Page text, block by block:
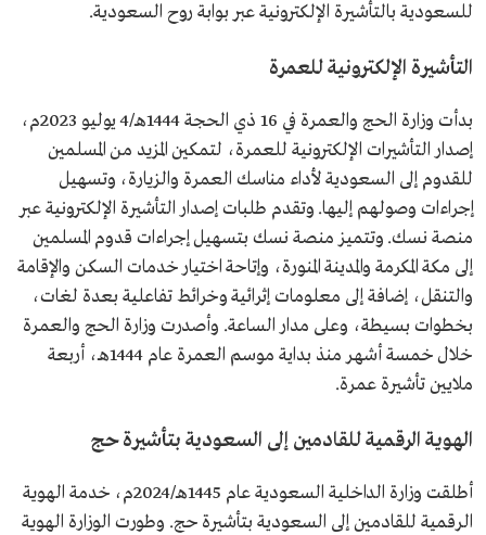
للسعودية بالتأشيرة الإلكترونية عبر بوابة روح السعودية.
التأشيرة الإلكترونية للعمرة
بدأت وزارة الحج والعمرة في 16 ذي الحجة 1444هـ/4 يوليو 2023م،
إصدار التأشيرات الإلكترونية للعمرة، لتمكين المزيد من المسلمين
للقدوم إلى السعودية لأداء مناسك العمرة والزيارة، وتسهيل
إجراءات وصولهم إليها. وتقدم طلبات إصدار التأشيرة الإلكترونية عبر
منصة نسك. وتتميز منصة نسك بتسهيل إجراءات قدوم المسلمين
إلى مكة المكرمة والمدينة المنورة، وإتاحة اختيار خدمات السكن والإقامة
والتنقل، إضافة إلى معلومات إثرائية وخرائط تفاعلية بعدة لغات،
بخطوات بسيطة، وعلى مدار الساعة. وأصدرت وزارة الحج والعمرة
خلال خمسة أشهر منذ بداية موسم العمرة عام 1444هـ، أربعة
ملايين تأشيرة عمرة.
الهوية الرقمية للقادمين إلى السعودية بتأشيرة حج
أطلقت وزارة الداخلية السعودية عام 1445هـ/2024م، خدمة الهوية
الرقمية للقادمين إلى السعودية بتأشيرة حج. وطورت الوزارة الهوية